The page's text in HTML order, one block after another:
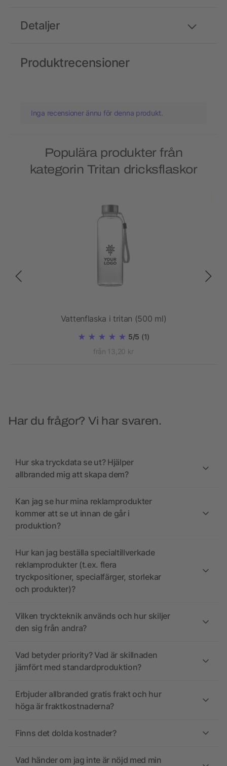
Detaljer
Produktrecensioner
Inga recensioner ännu för denna produkt.
Populära produkter från
kategorin Tritan dricksflaskor
Vattenflaska i tritan (500 ml)
5/5 (1)
från 13,20 kr
Har du frågor? Vi har svaren.
Hur ska tryckdata se ut? Hjälper
allbranded mig att skapa dem?
Kan jag se hur mina reklamprodukter
kommer att se ut innan de går i
produktion?
Hur kan jag beställa specialtillverkade
reklamprodukter (t.ex. flera
tryckpositioner, specialfärger, storlekar
och produkter)?
Vilken tryckteknik används och hur skiljer
den sig från andra?
Vad betyder priority? Vad är skillnaden
jämfört med standardproduktion?
Erbjuder allbranded gratis frakt och hur
höga är fraktkostnaderna?
Finns det dolda kostnader?
Vad händer om jag inte är nöjd med min